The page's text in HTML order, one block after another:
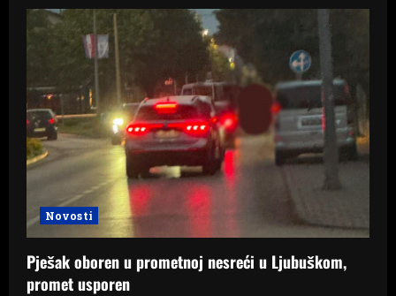
Novosti
Pješak oboren u prometnoj nesreći u Ljubuškom,
promet usporen